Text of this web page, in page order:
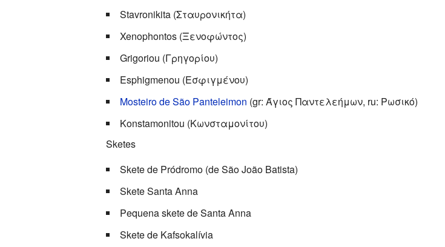
Stavronikita (Σταυρονικήτα)
Xenophontos (Ξενοφώντος)
Grigoriou (Γρηγορίου)
Esphigmenou (Εσφιγμένου)
Mosteiro de São Panteleimon (gr: Άγιος Παντελεήμων, ru: Ρωσικό)
Konstamonitou (Κωνσταμονίτου)
Sketes
Skete de Pródromo (de São João Batista)
Skete Santa Anna
Pequena skete de Santa Anna
Skete de Kafsokalívia